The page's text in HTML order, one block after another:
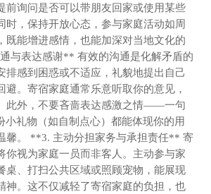
前询问是否可以带朋友回家或使用某些
时，保持开放心态，参与家庭活动如周
既能增进感情，也能加深对当地文化的
与表达感谢** 有效的沟通是化解矛盾的
排感到困惑或不适应，礼貌地提出自己
避。寄宿家庭通常乐意听取你的意见，
此外，不要吝啬表达感激之情——一句
小礼物（如自制点心）都能体现你的用
馨。 **3. 主动分担家务与承担责任** 寄
你视为家庭一员而非客人。主动参与家
桌、打扫公共区域或照顾宠物，能展现
神。这不仅减轻了寄宿家庭的负担，也